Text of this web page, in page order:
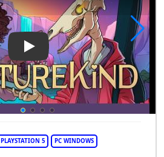
Play Video: KreatureKind
PLAYSTATION 5 PC WINDOWS